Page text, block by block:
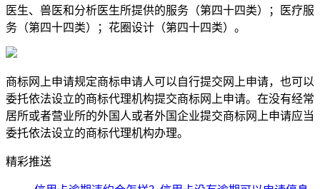
医生、兽医和分析医生所提供的服务（第四十四类）；医疗服
务（第四十四类）；花圈设计（第四十四类）。
商标网上申请规定商标申请人可以自行提交网上申请，也可以
委托依法设立的商标代理机构提交商标网上申请。在没有经常
居所或者营业所的外国人或者外国企业提交商标网上申请应当
委托依法设立的商标代理机构办理。
精彩推送